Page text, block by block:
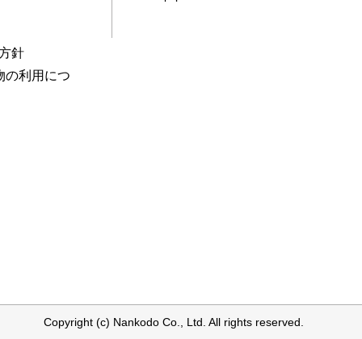
針
の利用につ
Copyright (c) Nankodo Co., Ltd. All rights reserved.